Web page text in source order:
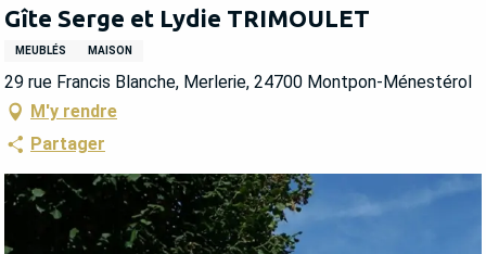
Gîte Serge et Lydie TRIMOULET
MEUBLÉS MAISON
29 rue Francis Blanche, Merlerie, 24700 Montpon-Ménestérol
M'y rendre
Partager